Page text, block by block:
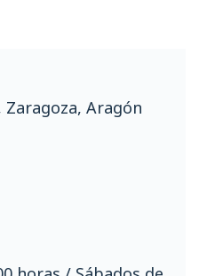
Zaragoza, Aragón